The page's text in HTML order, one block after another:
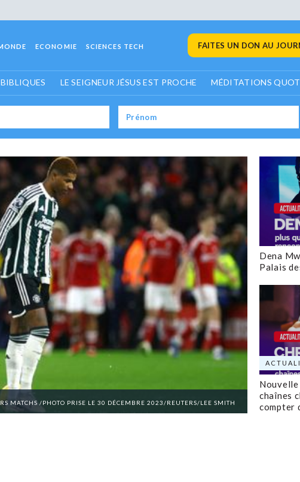
ECONOMIE SCIENCES TECH FAITES UN DON AU
LE SEIGNEUR JÉSUS EST PROCHE MÉDITATIONS
MATCHS /PHOTO PRISE LE 30 DÉCEMBRE 2023/REUTERS/LEE SMITH
Dena
Palais
chaînes
compter